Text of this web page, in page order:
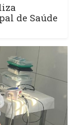
de Saúde